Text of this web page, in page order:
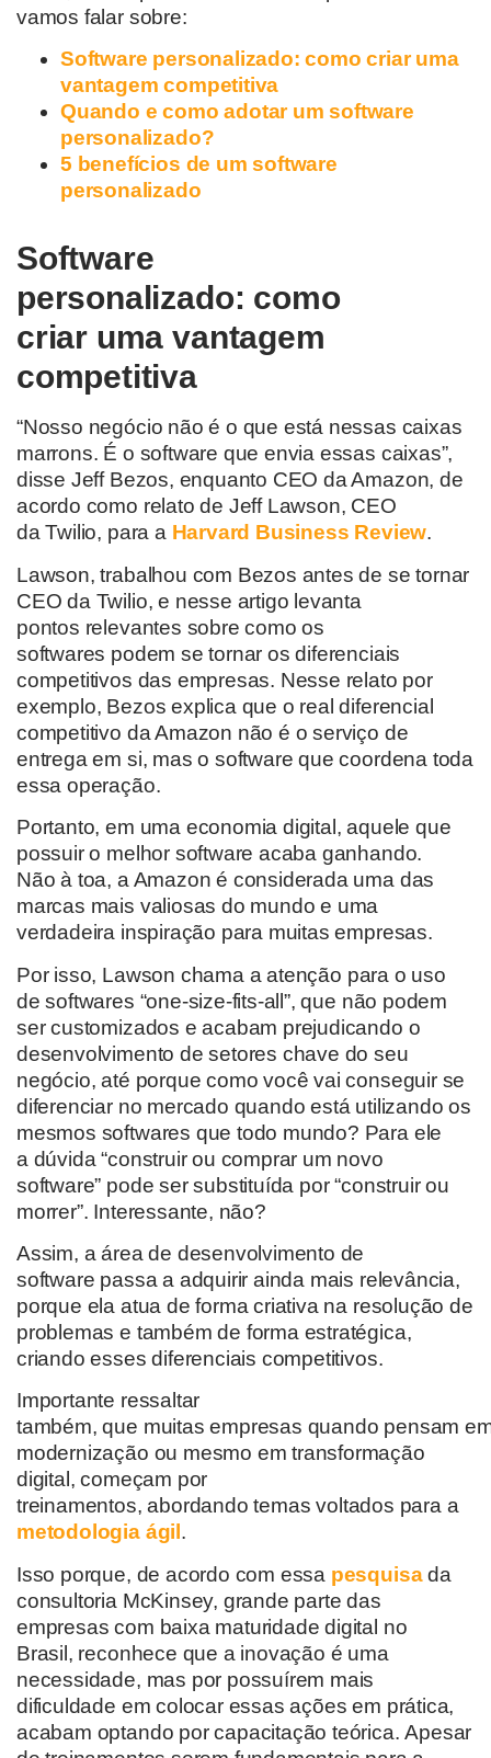
vamos falar sobre:
Software personalizado:como criaruma
vantagem competitiva
Quando e como adotar um software
personalizado?
5 benefícios de um software
personalizado
Software
personalizado: como
criar uma vantagem
competitiva
“Nosso negócio não é o que está nessas caixas
marrons. É o software queenvia essas caixas”,
disse Jeff Bezos, enquanto CEO da Amazon, de
acordo como relato de Jeff Lawson, CEO
daTwilio, para a Harvard Business Review.
Lawson,trabalhou com Bezos antes de se tornar
CEO da Twilio,e nesse artigo levanta
pontos relevantes sobre como os
softwares podem se tornar os diferenciais
competitivos das empresas. Nesse relato por
exemplo, Bezos explica que o real diferencial
competitivo da Amazon não é o serviço de
entrega em si, mas o software que coordena toda
essa operação.
Portanto,em uma economia digital, aquele que
possuiro melhor software acaba ganhando.
Nãoà toa, a Amazoné considerada uma das
marcas mais valiosas do mundo e uma
verdadeira inspiração para muitas empresas.
Por isso, Lawson chama a atenção para o uso
de softwares “one-size-fits-all”, que não podem
ser customizados eacabam prejudicando o
desenvolvimento de setores chave do seu
negócio, até porque como você vai conseguir se
diferenciar no mercado quando está utilizando os
mesmos softwares que todo mundo? Para ele
a dúvida “construir ou comprar um novo
software” pode ser substituída por “construir ou
morrer”. Interessante, não?
Assim, a área de desenvolvimento de
software passa a adquirir ainda mais relevância,
porque ela atua de forma criativa na resolução de
problemas e também de forma estratégica,
criando esses diferenciais competitivos.
Importante ressaltar
também, que muitasempresas quando pensam
modernização ou mesmo em transformação
digital, começam por
treinamentos,abordando temas voltados paraa
metodologia ágil .
Isso porque, de acordo com essa pesquisada
consultoria McKinsey, grande parte das
empresas com baixa maturidade digital no
Brasil, reconhece que a inovação é uma
necessidade, mas por possuírem mais
dificuldade em colocar essasações em prática,
acabam optando porcapacitação teórica.Apesar